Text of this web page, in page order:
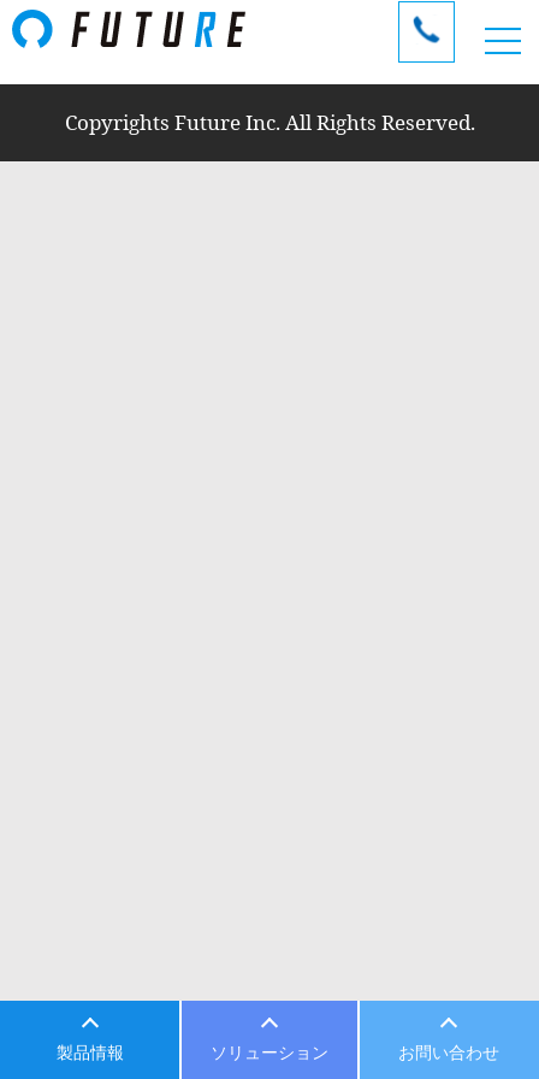
Copyrights Future Inc. All Rights Reserved.
製品情報 ソリューション お問い合わせ